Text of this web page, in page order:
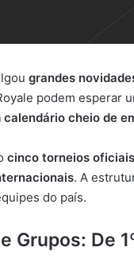
grandes
podem esperar
calendário cheio de
cinco torneios oficiais
. A
do país.
Grupos: De